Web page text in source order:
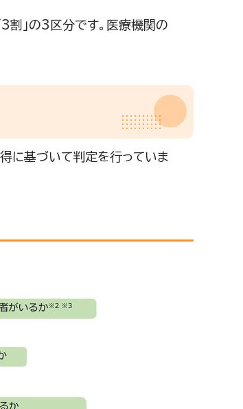
割」の3区分です。医療機関の
に基づいて判定を行っていま